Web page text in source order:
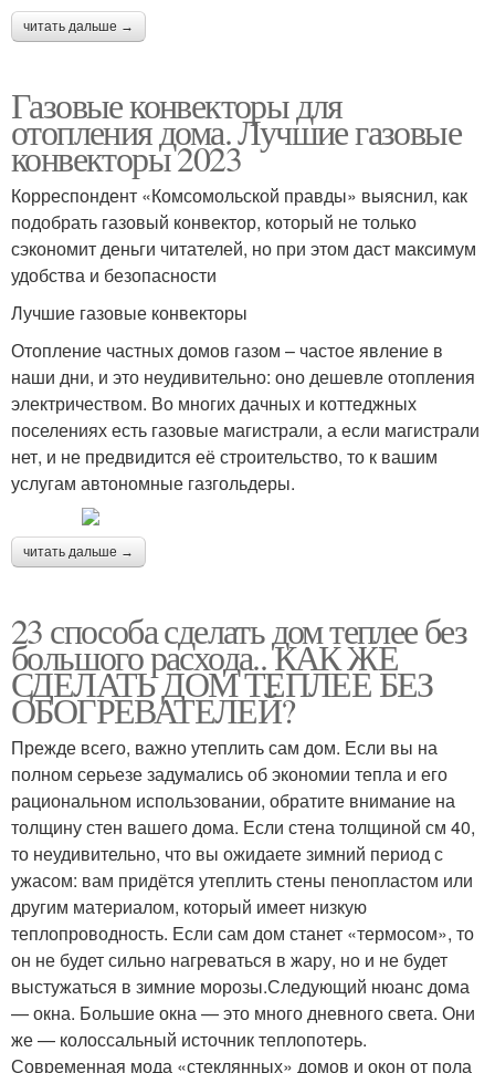
читать дальше →
Газовые конвекторы для
отопления дома. Лучшие газовые
конвекторы 2023
Корреспондент «Комсомольской правды» выяснил, как
подобрать газовый конвектор, который не только
сэкономит деньги читателей, но при этом даст максимум
удобства и безопасности
Лучшие газовые конвекторы
Отопление частных домов газом – частое явление в
наши дни, и это неудивительно: оно дешевле отопления
электричеством. Во многих дачных и коттеджных
поселениях есть газовые магистрали, а если магистрали
нет, и не предвидится её строительство, то к вашим
услугам автономные газгольдеры.
читать дальше →
23 способа сделать дом теплее без
большого расхода.. КАК ЖЕ
СДЕЛАТЬ ДОМ ТЕПЛЕЕ БЕЗ
ОБОГРЕВАТЕЛЕЙ?
Прежде всего, важно утеплить сам дом. Если вы на
полном серьезе задумались об экономии тепла и его
рациональном использовании, обратите внимание на
толщину стен вашего дома. Если стена толщиной см 40,
то неудивительно, что вы ожидаете зимний период с
ужасом: вам придётся утеплить стены пенопластом или
другим материалом, который имеет низкую
теплопроводность. Если сам дом станет «термосом», то
он не будет сильно нагреваться в жару, но и не будет
выстужаться в зимние морозы.Следующий нюанс дома
— окна. Большие окна — это много дневного света. Они
же — колоссальный источник теплопотерь.
Современная мода «стеклянных» домов и окон от пола